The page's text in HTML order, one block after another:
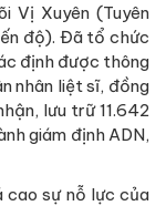
Vị Xuyên (Tuyên
độ). Đã tổ chức
định được thông
nhân liệt sĩ, đồng
lưu trữ 11.642
giám định ADN,
cao sự nỗ lực của